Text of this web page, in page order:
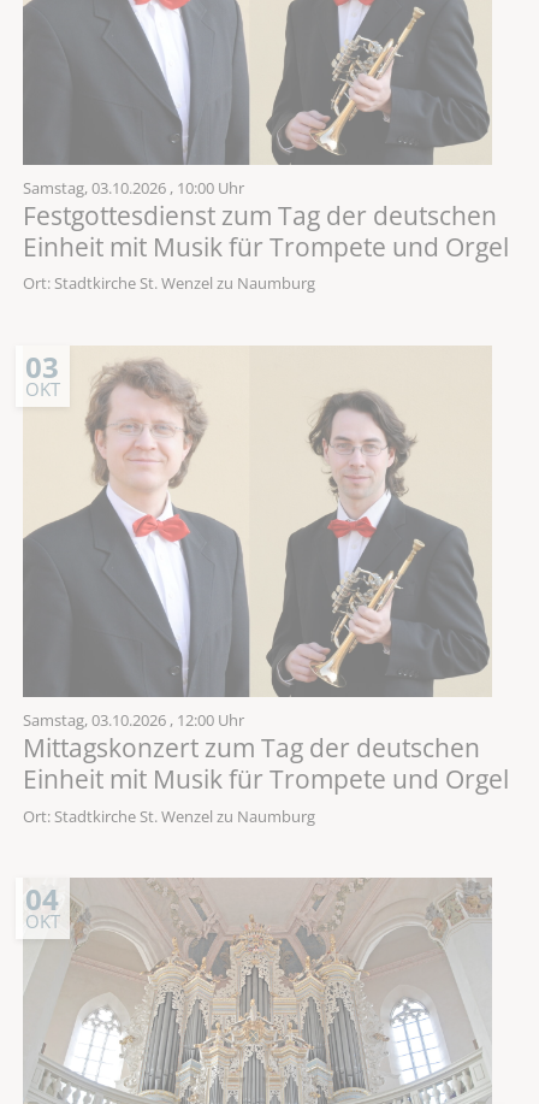
Samstag,03.10.2026 , 10:00 Uhr
Festgottesdienst zum Tag der deutschen
Einheit mit Musik für Trompete und Orgel
Ort: Stadtkirche St. Wenzel zu Naumburg
03
OKT
Samstag,03.10.2026 , 12:00 Uhr
Mittagskonzert zum Tag der deutschen
Einheit mit Musik für Trompete und Orgel
Ort: Stadtkirche St. Wenzel zu Naumburg
04
OKT